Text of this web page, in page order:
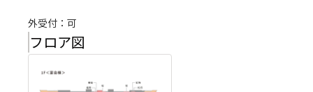
外受付：可
フロア図